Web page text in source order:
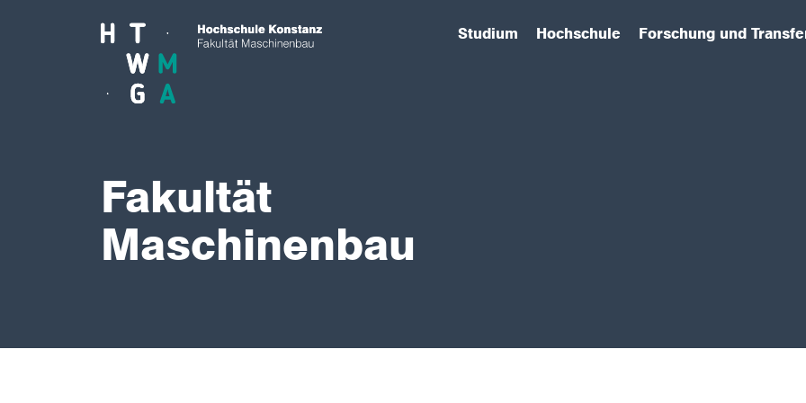
Studium
(has submenu)Hochschule
(has submenu)Forschung und
(has submenu)
Fakultät
Maschinenbau